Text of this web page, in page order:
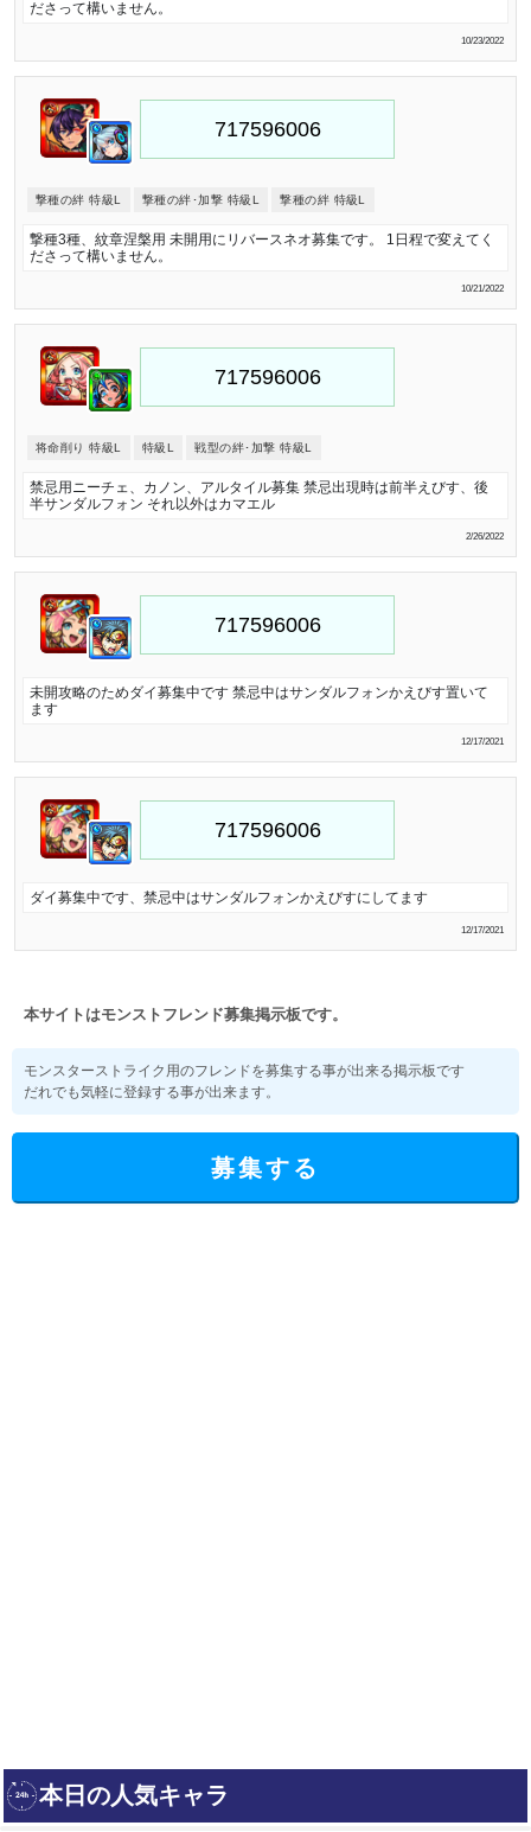
ださって構いません。
10/23/2022
撃種の絆 特級L 撃種の絆･加撃 特級L 撃種の絆 特級L
撃種3種、紋章涅槃用 未開用にリバースネオ募集です。 1日程で変えてく
ださって構いません。
10/21/2022
将命削り 特級L 特級L 戦型の絆･加撃 特級L
禁忌用ニーチェ、カノン、アルタイル募集 禁忌出現時は前半えびす、後
半サンダルフォン それ以外はカマエル
2/26/2022
未開攻略のためダイ募集中です 禁忌中はサンダルフォンかえびす置いて
ます
12/17/2021
ダイ募集中です、禁忌中はサンダルフォンかえびすにしてます
12/17/2021
本サイトはモンストフレンド募集掲示板です。
モンスターストライク用のフレンドを募集する事が出来る掲示板です
だれでも気軽に登録する事が出来ます。
募集する